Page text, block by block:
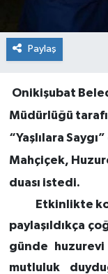
Paylaş
Onikişubat
Müdürlüğü
“Yaşlılara
Mahçiçek,
duası istedi.
Etkinlikte
paylaşıldıkça
günde
mutluluk